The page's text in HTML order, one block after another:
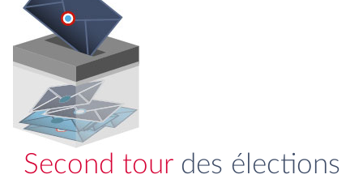
Second tourdes élections